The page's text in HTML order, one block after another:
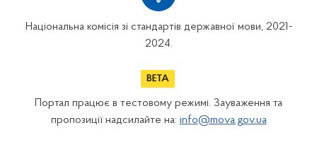
Національна комісія зі стандартів державної мови, 2021-
2024.
Портал працює в тестовому режимі. Зауваження та
пропозиції надсилайте на: info@mova.gov.ua